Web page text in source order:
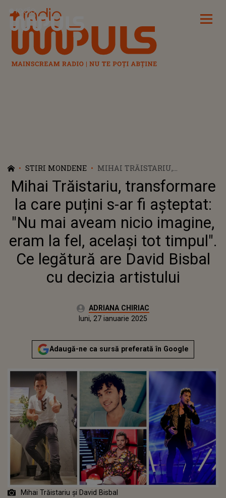
Radio Impuls
STIRI MONDENE
MIHAI TRĂISTARIU,
TRANSFORMARE LA CARE
PUȚINI S-AR FI AȘTEPTAT: "NU
MAI AVEAM NICIO IMAGINE,
ERAM LA FEL, ACELAȘI TOT
TIMPUL". CE LEGĂTURĂ ARE
DAVID BISBAL CU DECIZIA
ARTISTULUI
Mihai Trăistariu, transformare
la care puțini s-ar fi așteptat:
"Nu mai aveam nicio imagine,
eram la fel, același tot timpul".
Ce legătură are David Bisbal
cu decizia artistului
Autor:ADRIANA CHIRIAC
sâmbătă, 27 ianuarie 2024Actualizat:
luni, 27 ianuarie 2025
Adaugă-ne ca sursă preferată în Google
Mihai Trăistariu și David Bisbal